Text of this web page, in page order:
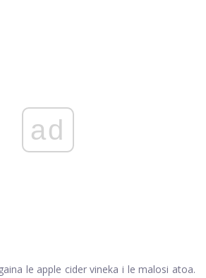
ad
le apple cider vineka i le malosi atoa.